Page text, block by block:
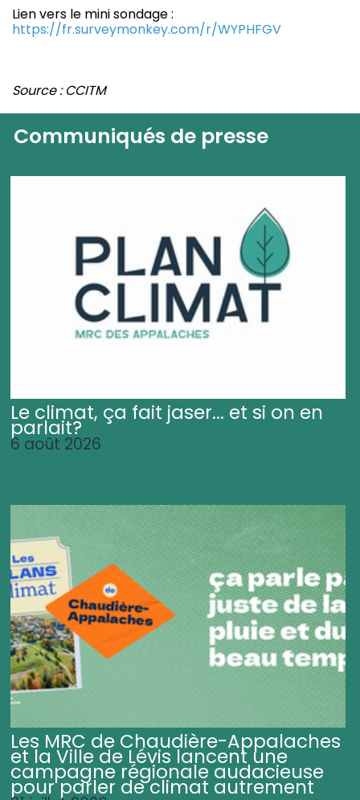
Lien vers le mini sondage :
https://fr.surveymonkey.com/r/WYPHFGV
Source : CCITM
Communiqués de presse
Le climat, ça fait jaser... et si on en
parlait?
6 août 2026
Les MRC de Chaudière-Appalaches
et la Ville de Lévis lancent une
campagne régionale audacieuse
pour parler de climat autrement